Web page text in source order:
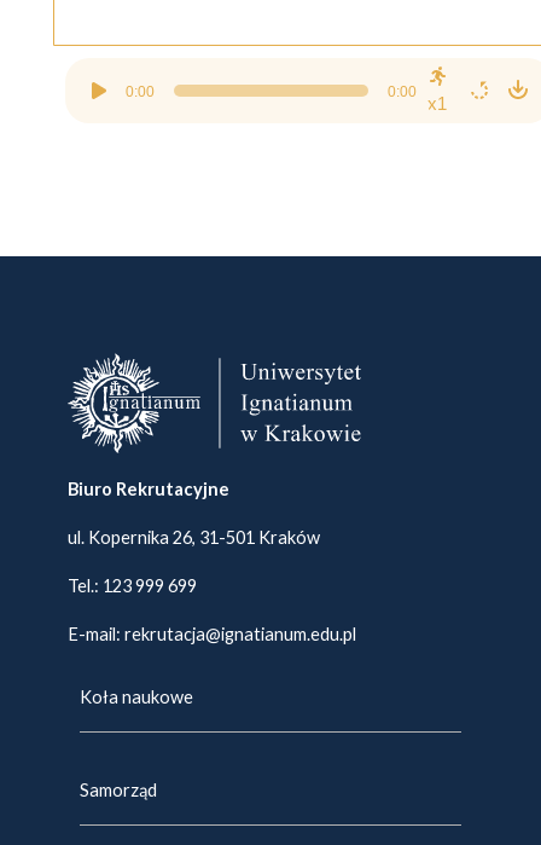
plików
0:00 0:00
x1
Biuro Rekrutacyjne
ul. Kopernika 26, 31-501 Kraków
Tel.: 123 999 699
E-mail: rekrutacja@ignatianum.edu.pl
Koła naukowe
Samorząd